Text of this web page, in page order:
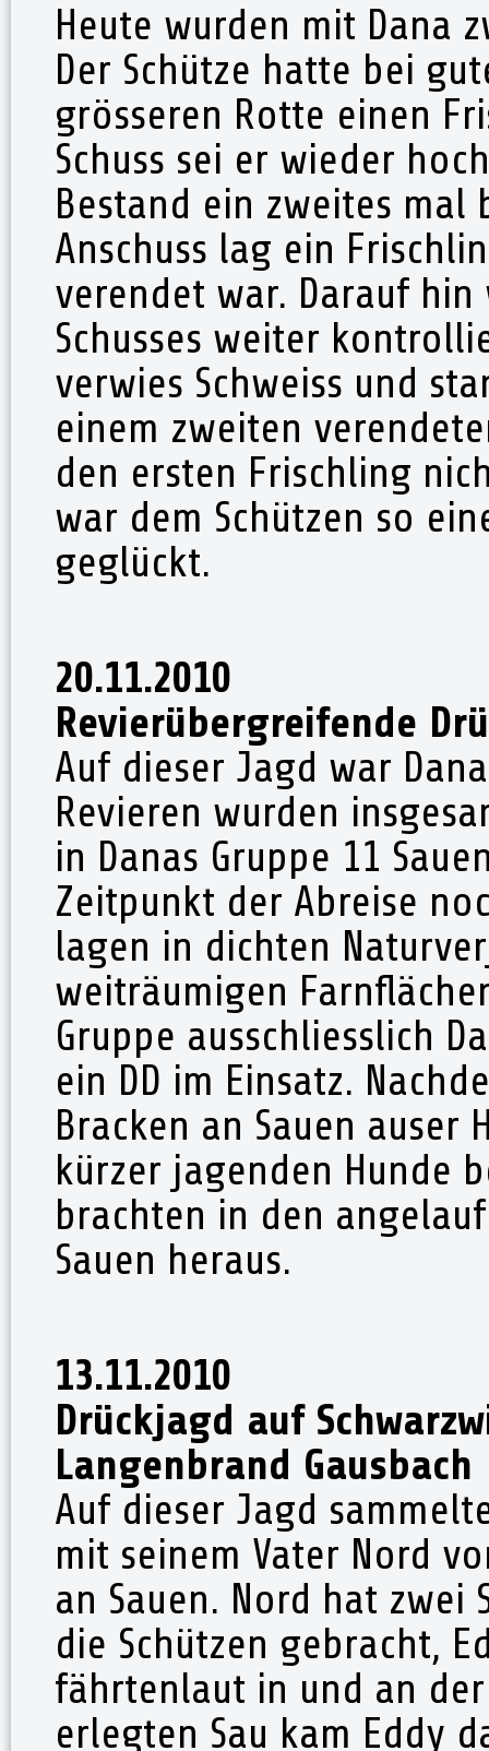
Heute wurden mit Dana
Der Schütze hatte bei
grösseren Rotte einen
Schuss sei er wieder
Bestand ein zweites mal
Anschuss lag ein
verendet war. Darauf
Schusses weiter
verwies Schweiss und
einem zweiten
den ersten Frischling
war dem Schützen so
geglückt.
20.11.2010
Revierübergreifende
Auf dieser Jagd war
Revieren wurden
in Danas Gruppe 11
Zeitpunkt der Abreise
lagen in dichten
weiträumigen
Gruppe ausschliesslich
ein DD im Einsatz.
Bracken an Sauen
kürzer jagenden Hunde
brachten in den
Sauen heraus.
13.11.2010
Drückjagd auf
Langenbrand Gausbach
Auf dieser Jagd
mit seinem Vater Nord
an Sauen. Nord hat zwei
die Schützen gebracht,
fährtenlaut in und an
erlegten Sau kam Eddy